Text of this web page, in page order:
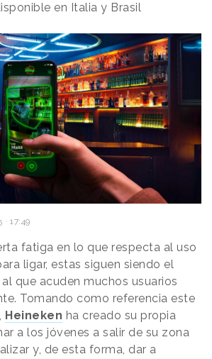
en Italia y Brasil
17:49
fatiga en lo que respecta al uso
ligar, estas siguen siendo el
que acuden muchos usuarios
Tomando como referencia este
Heineken ha creado su propia
a los jóvenes a salir de su zona
y, de esta forma, dar a